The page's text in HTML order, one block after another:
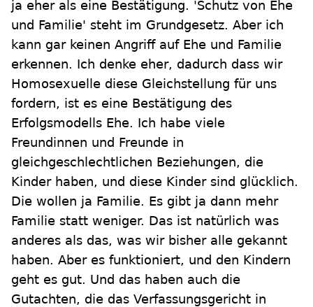
ja eher als eine Bestätigung. 'Schutz von Ehe
und Familie' steht im Grundgesetz. Aber ich
kann gar keinen Angriff auf Ehe und Familie
erkennen. Ich denke eher, dadurch dass wir
Homosexuelle diese Gleichstellung für uns
fordern, ist es eine Bestätigung des
Erfolgsmodells Ehe. Ich habe viele
Freundinnen und Freunde in
gleichgeschlechtlichen Beziehungen, die
Kinder haben, und diese Kinder sind glücklich.
Die wollen ja Familie. Es gibt ja dann mehr
Familie statt weniger. Das ist natürlich was
anderes als das, was wir bisher alle gekannt
haben. Aber es funktioniert, und den Kindern
geht es gut. Und das haben auch die
Gutachten, die das Verfassungsgericht in